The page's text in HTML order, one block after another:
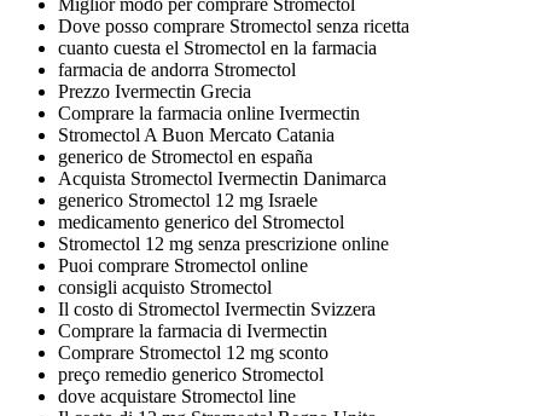
Dove posso comprare Stromectol senza ricetta
cuanto cuesta el Stromectol en la farmacia
farmacia de andorra Stromectol
Prezzo Ivermectin Grecia
Comprare la farmacia online Ivermectin
Stromectol A Buon Mercato Catania
generico de Stromectol en españa
Acquista Stromectol Ivermectin Danimarca
generico Stromectol 12 mg Israele
medicamento generico del Stromectol
Stromectol 12 mg senza prescrizione online
Puoi comprare Stromectol online
consigli acquisto Stromectol
Il costo di Stromectol Ivermectin Svizzera
Comprare la farmacia di Ivermectin
Comprare Stromectol 12 mg sconto
preço remedio generico Stromectol
dove acquistare Stromectol line